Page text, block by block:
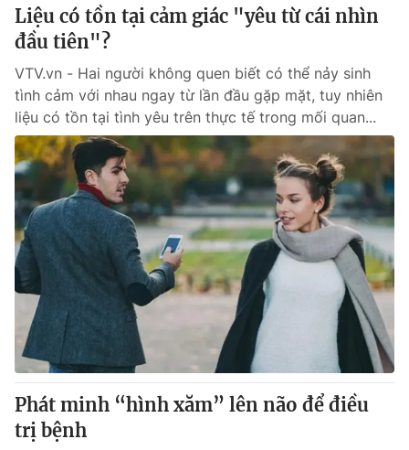
Liệu có tồn tại cảm giác "yêu từ cái nhìn
đầu tiên"?
VTV.vn - Hai người không quen biết có thể nảy sinh
tình cảm với nhau ngay từ lần đầu gặp mặt, tuy nhiên
liệu có tồn tại tình yêu trên thực tế trong mối quan...
Phát minh “hình xăm” lên não để điều
trị bệnh